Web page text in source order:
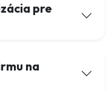
pre
na